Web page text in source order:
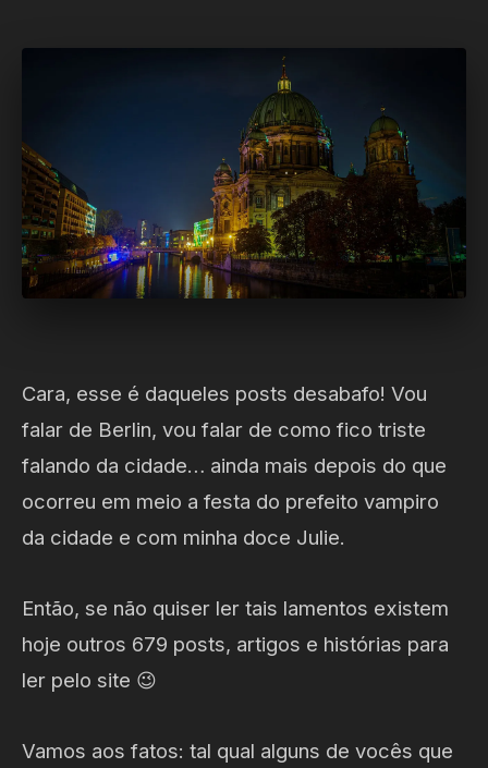
Cara, esse é daqueles posts desabafo! Vou
falar de Berlin, vou falar de como fico triste
falando da cidade… ainda mais depois do que
ocorreu em meio a festa do prefeito vampiro
da cidade e com minha doce Julie.
Então, se não quiser ler tais lamentos existem
hoje outros 679 posts, artigos e histórias para
ler pelo site 😉
Vamos aos fatos: tal qual alguns de vocês que